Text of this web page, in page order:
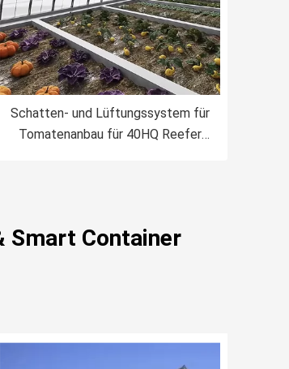
Schatten- und Lüftungssystem für
Tomatenanbau für 40HQ Reefer
Smart Container